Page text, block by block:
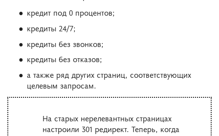
кредит под 0 процентов;
кредиты 24/7;
кредиты без звонков;
кредиты без отказов;
а также ряд других страниц, соответствующих
целевым запросам.
На старых нерелевантных страницах
настроили 301 редирект. Теперь, когда